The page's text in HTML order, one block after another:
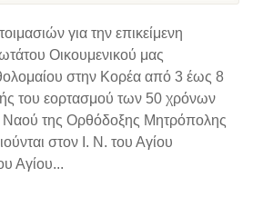
για την επικείμενη
Οικουμενικού μας
στην Κορέα από 3 έως 8
του εορτασμού των 50 χρόνων
Ναού της Ορθόδοξης Μητρόπολης
στον Ι. Ν. του Αγίου
Αγίου...